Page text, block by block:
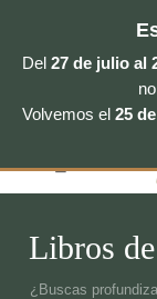
Del 27 de julio al
Volvemos el 25
Libros
¿Buscas